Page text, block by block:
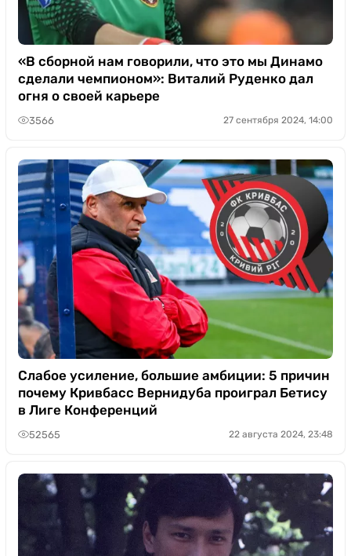
«В сборной нам говорили, что это мы Динамо
сделали чемпионом»: Виталий Руденко дал
огня о своей карьере
3566 27 сентября 2024, 14:00
Слабое усиление, большие амбиции: 5 причин
почему Кривбасс Вернидуба проиграл Бетису
в Лиге Конференций
52565 22 августа 2024, 23:48